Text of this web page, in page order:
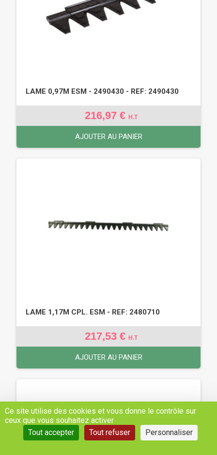
LAME 0,97M ESM - 2490430 - REF: 2490430
216,97 € H.T
AJOUTER AU PANIER
LAME 1,17M CPL. ESM - REF: 2480710
217,53 € H.T
AJOUTER AU PANIER
Ce site utilise des cookies et vous donne le contrôle sur
ceux que vous souhaitez activer
Tout accepter
Tout refuser Personnaliser